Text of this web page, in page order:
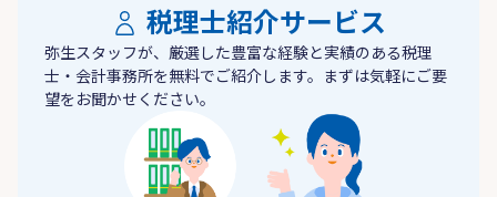
税理士紹介サービス
弥生スタッフが、厳選した豊富な経験と実績のある税理
士・会計事務所を無料でご紹介します。まずは気軽にご要
望をお聞かせください。